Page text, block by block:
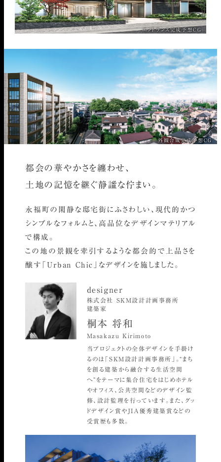
エントランス完成予想CG
外観合成完成予想CG
都会の華やかさを纏わせ、
土地の記憶を継ぐ静謐な佇まい。
永福町の閑静な邸宅街にふさわしい、現代的かつ
シンプルなフォルムと、高品位なデザインマテリアル
で構成。
この地の景観を牽引するような都会的で上品さを
醸す「Urban Chic」なデザインを施しました。
designer
株式会社 SKM設計計画事務所
建築家
桐本 将和
Masakazu Kirimoto
当プロジェクトの全体デザインを手掛け
るのは「SKM設計計画事務所」。“まち
を創る建築から融合する生活空間
へ”をテーマに集合住宅をはじめホテル
やオフィス、公共空間などのデザイン監
修、設計監理を行っています。また、グッ
ドデザイン賞やJIA優秀建築賞などの
受賞歴も多数。